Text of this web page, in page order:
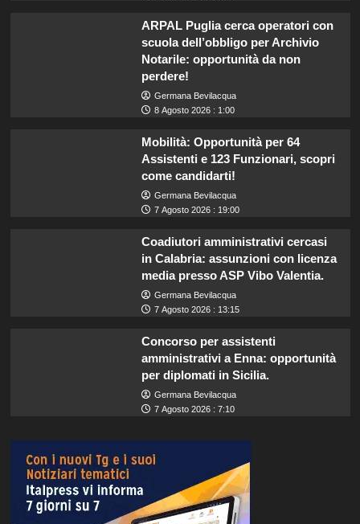
ARPAL Puglia cerca operatori con
scuola dell’obbligo per Archivio
Notarile: opportunità da non
perdere!
Germana Bevilacqua
8 Agosto 2026 : 1:00
Mobilità: Opportunità per 64
Assistenti e 123 Funzionari, scopri
come candidarti!
Germana Bevilacqua
7 Agosto 2026 : 19:00
Coadiutori amministrativi cercasi
in Calabria: assunzioni con licenza
media presso ASP Vibo Valentia.
Germana Bevilacqua
7 Agosto 2026 : 13:15
Concorso per assistenti
amministrativi a Enna: opportunità
per diplomati in Sicilia.
Germana Bevilacqua
7 Agosto 2026 : 7:10